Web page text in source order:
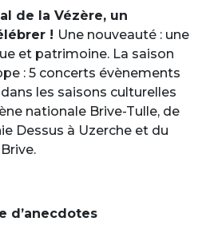
de la Vézère, un
! Une nouveauté : une
et patrimoine. La saison
: 5 concerts évènements
les saisons culturelles
nationale Brive-Tulle, de
Dessus à Uzerche et du
d’anecdotes